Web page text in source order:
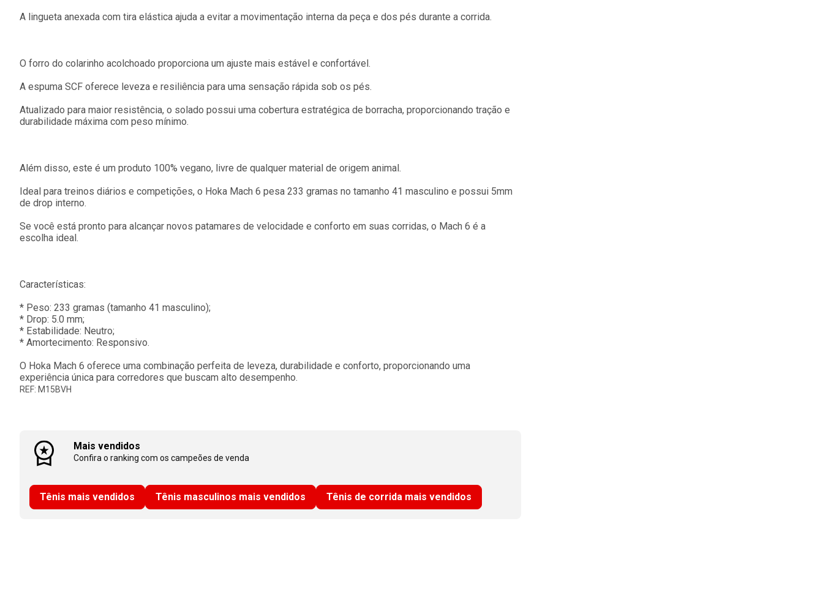
A lingueta anexada com tira elástica ajuda a evitar a movimentação interna da peça e dos pés durante a corrida.
O forro do colarinho acolchoado proporciona um ajuste mais estável e confortável.
A espuma SCF oferece leveza e resiliência para uma sensação rápida sob os pés.
Atualizado para maior resistência, o solado possui uma cobertura estratégica de borracha, proporcionando tração e
durabilidade máxima com peso mínimo.
Além disso, este é um produto 100% vegano, livre de qualquer material de origem animal.
Ideal para treinos diários e competições, o Hoka Mach 6 pesa 233 gramas no tamanho 41 masculino e possui 5mm
de drop interno.
Se você está pronto para alcançar novos patamares de velocidade e conforto em suas corridas, o Mach 6 é a
escolha ideal.
Características:
* Peso: 233 gramas (tamanho 41 masculino);
* Drop: 5.0 mm;
* Estabilidade: Neutro;
* Amortecimento: Responsivo.
O Hoka Mach 6 oferece uma combinação perfeita de leveza, durabilidade e conforto, proporcionando uma
experiência única para corredores que buscam alto desempenho.
REF: M15BVH
Mais vendidos
Confira o ranking com os campeões de venda
Tênis mais vendidos Tênis masculinos mais vendidos Tênis de corrida mais vendidos